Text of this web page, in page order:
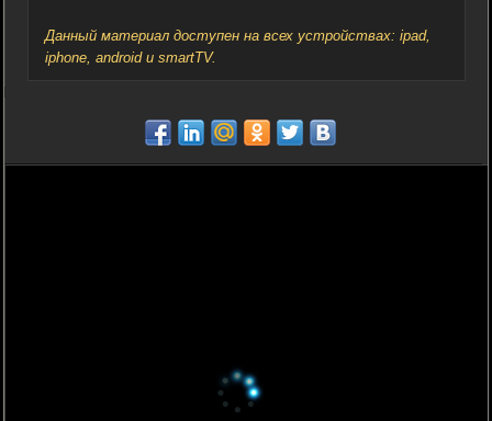
Данный материал доступен на всех устройствах: ipad,
iphone, android и smartTV.